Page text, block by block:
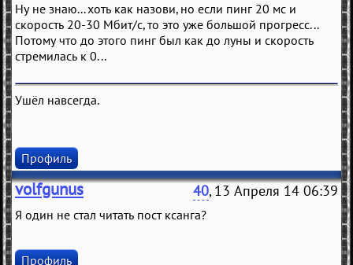
Ну не знаю... хоть как назови, но если пинг 20 мс и
скорость 20-30 Мбит/с, то это уже большой прогресс...
Потому что до этого пинг был как до луны и скорость
стремилась к 0...
Ушёл навсегда.
Профиль
volfgunus 40, 13 Апреля 14 06:39
Я один не стал читать пост ксанга?
Профиль